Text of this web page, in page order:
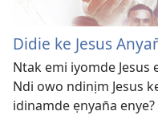
Didie ke Jesus
Ntak emi iyomde Jesus
Ndi owo ndinịm Jesus
idinamde ẹnyan̄a enye?